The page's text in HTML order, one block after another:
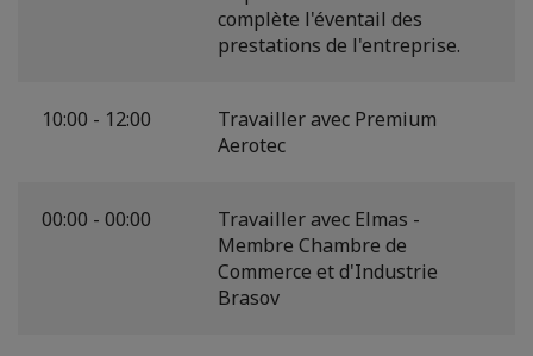
complète l'éventail des
prestations de l'entreprise.
10:00 - 12:00
Travailler avec Premium
Aerotec
00:00 - 00:00
Travailler avec Elmas -
Membre Chambre de
Commerce et d'Industrie
Brasov